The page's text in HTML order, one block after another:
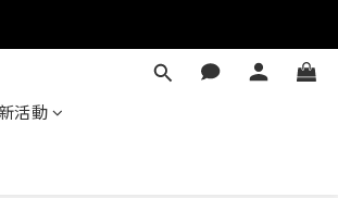
活動